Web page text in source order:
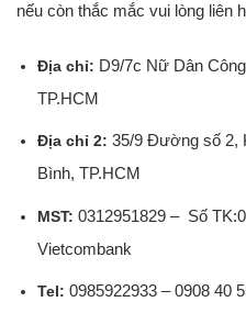
nếu còn thắc mắc vui lòng liên
Địa chỉ: D9/7c Nữ Dân
TP.HCM
Địa chỉ 2: 35/9 Đường số 2,
Bình, TP.HCM
MST: 0312951829 – Số
Vietcombank
Tel: 0985922933 – 0908 40